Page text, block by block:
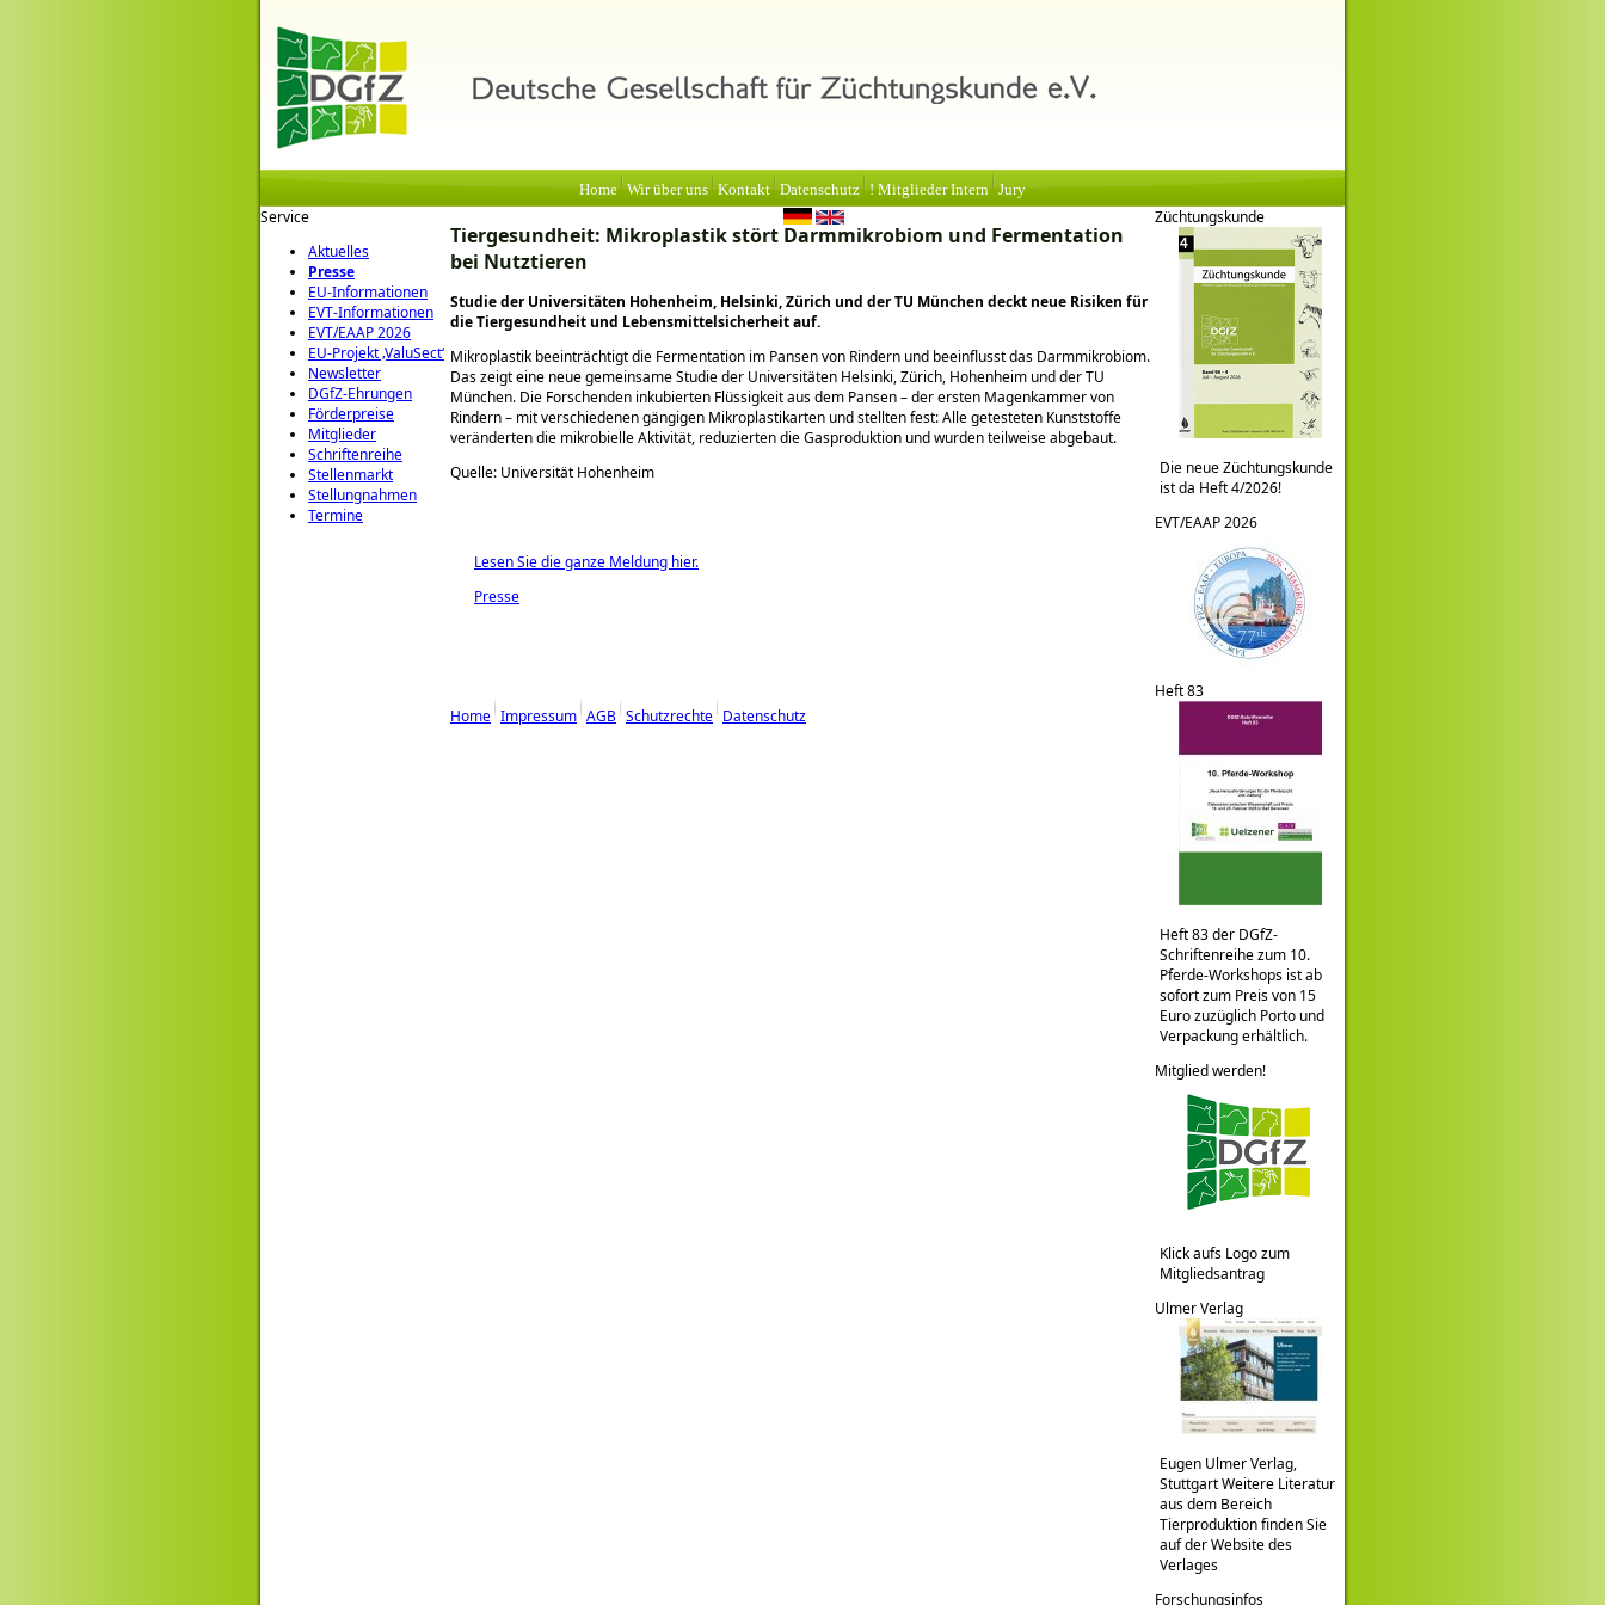
Home Wir über uns Kontakt Datenschutz ! Mitglieder Intern Jury
Service
Aktuelles
Presse
EU-Informationen
EVT-Informationen
EVT/EAAP 2026
EU-Projekt ‚ValuSect‘
Newsletter
DGfZ-Ehrungen
Förderpreise
Mitglieder
Schriftenreihe
Stellenmarkt
Stellungnahmen
Termine
Tiergesundheit: Mikroplastik stört Darmmikrobiom und Fermentation
bei Nutztieren
Studie der Universitäten Hohenheim, Helsinki, Zürich und der TU München deckt neue Risiken für
die Tiergesundheit und Lebensmittelsicherheit auf.
Mikroplastik beeinträchtigt die Fermentation im Pansen von Rindern und beeinflusst das Darmmikrobiom.
Das zeigt eine neue gemeinsame Studie der Universitäten Helsinki, Zürich, Hohenheim und der TU
München. Die Forschenden inkubierten Flüssigkeit aus dem Pansen – der ersten Magenkammer von
Rindern – mit verschiedenen gängigen Mikroplastikarten und stellten fest: Alle getesteten Kunststoffe
veränderten die mikrobielle Aktivität, reduzierten die Gasproduktion und wurden teilweise abgebaut.
Quelle: Universität Hohenheim
Lesen Sie die ganze Meldung hier.
Presse
Home Impressum AGB Schutzrechte Datenschutz
Züchtungskunde
Die neue Züchtungskunde
ist da Heft 4/2026!
EVT/EAAP 2026
Heft 83
Heft 83 der DGfZ-
Schriftenreihe zum 10.
Pferde-Workshops ist ab
sofort zum Preis von 15
Euro zuzüglich Porto und
Verpackung erhältlich.
Mitglied werden!
Klick aufs Logo zum
Mitgliedsantrag
Ulmer Verlag
Eugen Ulmer Verlag,
Stuttgart Weitere Literatur
aus dem Bereich
Tierproduktion finden Sie
auf der Website des
Verlages
Forschungsinfos